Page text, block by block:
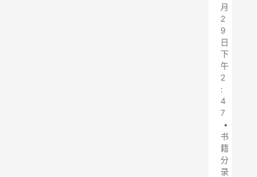
月
2
9
日
下
午
2
:
4
7
•
书
籍
分
录